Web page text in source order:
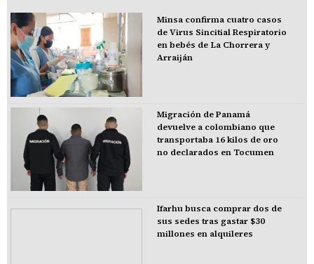
Minsa confirma cuatro casos
de Virus Sincitial Respiratorio
en bebés de La Chorrera y
Arraiján
Migración de Panamá
devuelve a colombiano que
transportaba 16 kilos de oro
no declarados en Tocumen
Ifarhu busca comprar dos de
sus sedes tras gastar $30
millones en alquileres